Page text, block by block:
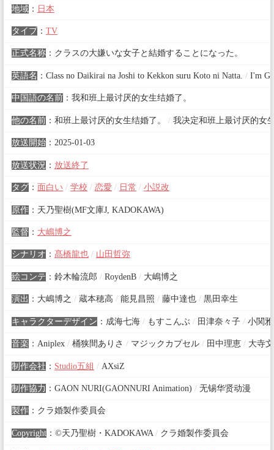
地域： 日本
タイプ： TV
正式名称： クラスの大嫌いな女子と結婚することになった。
英語名 ： Class no Daikirai na Joshi to Kekkon suru Koto ni Natta. /I'm
中国語の名前： 我和班上最讨厌的女生结婚了。
他の名前： 和班上最讨厌的女生结婚了。 /我决定和班上最讨厌的女
放送開始： 2025-01-03
放送状況 ： 放送終了
タグ： 面白い / 学校 / 恋愛 / 日常 / 小説改
原作： 天乃聖樹(MF文庫J, KADOKAWA)
監督 ： 大嶋博之
シナリオ ： 髙橋龍也 / 山田哲弥
絵コンテ ： 鈴木輪流郎 /RoydenB /大嶋博之
演出 ： 大嶋博之 /蔵本穂高 /能見昌照 /藤中達也 /黒田幸生
キャラクターデザイン ： 成海七海 /もすこんぶ /田津奈々子 /小関雅
音楽 ： Aniplex /桶狭間ありさ /マジックカプセル /田中理恵 /大寺
制作会社 ： Studio五組 /AXsiZ
制作協力 ： GAON NURI(GAONNURI Animation) /无锡华贤动漫
製作： クラ婚製作委員会
Copyright： ©天乃聖樹・KADOKAWA /クラ婚製作委員会